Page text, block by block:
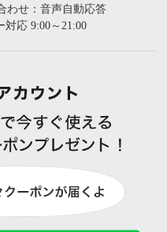
わせ：音声自動応答
応 9:00～21:00